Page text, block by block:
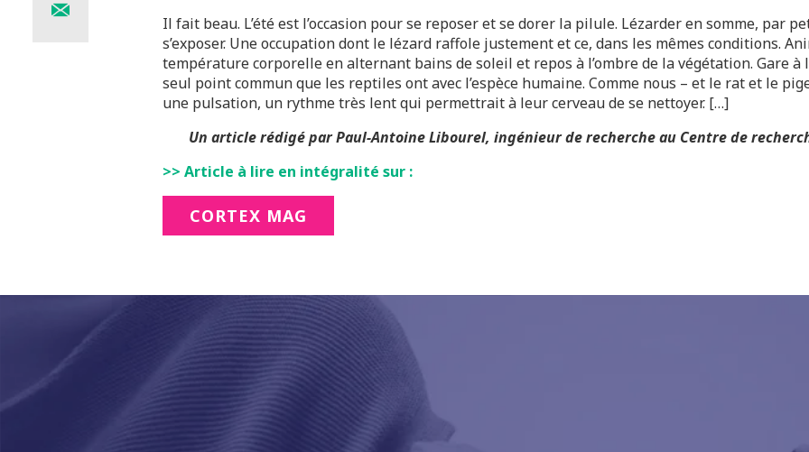
Il fait beau. L’été est l’occasion pour se reposer et se dorer la pilule. Lézarder en somme, par
s’exposer. Une occupation dont le lézard raffole justement et ce, dans les mêmes conditions.
température corporelle en alternant bains de soleil et repos à l’ombre de la végétation. Gare à
seul point commun que les reptiles ont avec l’espèce humaine. Comme nous – et le rat et le
une pulsation, un rythme très lent qui permettrait à leur cerveau de se nettoyer. […]
Un article rédigé par Paul-Antoine Libourel, ingénieur de recherche au Centre de
>> Article à lire en intégralité sur :
CORTEX MAG